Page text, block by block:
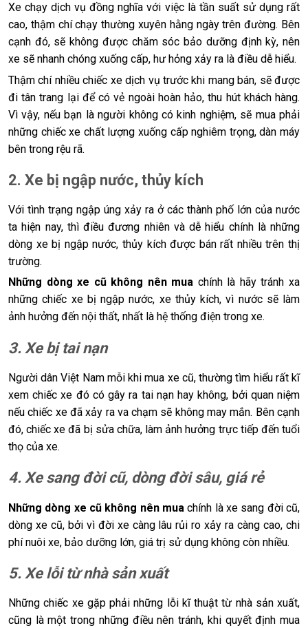
Xe chạy dịch vụ đồng nghĩa với việc là tần suất sử dụng rất
cao, thậm chí chạy thường xuyên hằng ngày trên đường. Bên
cạnh đó, sẽ không được chăm sóc bảo dưỡng định kỳ, nên
xe sẽ nhanh chóng xuống cấp, hư hỏng xảy ra là điều dễ hiểu.
Thậm chí nhiều chiếc xe dịch vụ trước khi mang bán, sẽ được
đi tân trang lại để có vẻ ngoài hoàn hảo, thu hút khách hàng.
Vì vậy, nếu bạn là người không có kinh nghiệm, sẽ mua phải
những chiếc xe chất lượng xuống cấp nghiêm trọng, dàn máy
bên trong rệu rã.
2. Xe bị ngập nước, thủy kích
Với tình trạng ngập úng xảy ra ở các thành phố lớn của nước
ta hiện nay, thì điều đương nhiên và dễ hiểu chính là những
dòng xe bị ngập nước, thủy kích được bán rất nhiều trên thị
trường.
Những dòng xe cũ không nên mua chính là hãy tránh xa
những chiếc xe bị ngập nước, xe thủy kích, vì nước sẽ làm
ảnh hưởng đến nội thất, nhất là hệ thống điện trong xe.
3. Xe bị tai nạn
Người dân Việt Nam mỗi khi mua xe cũ, thường tìm hiểu rất kĩ
xem chiếc xe đó có gây ra tai nạn hay không, bởi quan niệm
nếu chiếc xe đã xảy ra va chạm sẽ không may mắn. Bên cạnh
đó, chiếc xe đã bị sửa chữa, làm ảnh hưởng trực tiếp đến tuổi
thọ của xe.
4. Xe sang đời cũ, dòng đời sâu, giá rẻ
Những dòng xe cũ không nên mua chính là xe sang đời cũ,
dòng xe cũ, bởi vì đời xe càng lâu rủi ro xảy ra càng cao, chi
phí nuôi xe, bảo dưỡng lớn, giá trị sử dụng không còn nhiều.
5. Xe lỗi từ nhà sản xuất
Những chiếc xe gặp phải những lỗi kĩ thuật từ nhà sản xuất,
cũng là một trong những điều nên tránh, khi quyết định mua